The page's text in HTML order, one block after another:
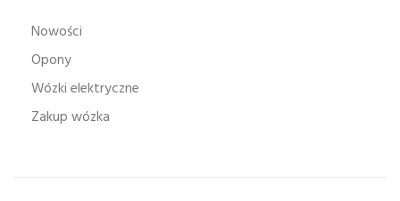
Nowości
Opony
Wózki elektryczne
Zakup wózka